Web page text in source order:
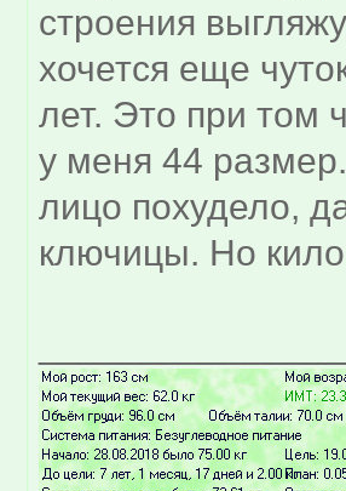
строения
хочется еще
лет. Это при том
у меня 44
лицо похудело,
ключицы. Но